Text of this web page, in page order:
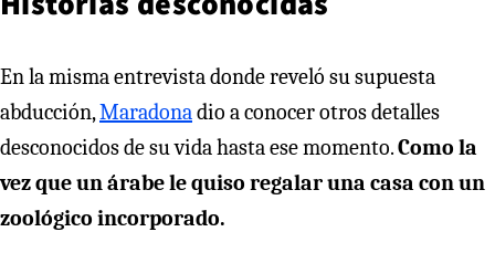
En la misma entrevista donde reveló su supuesta
abducción,Maradonadio a conocer otros detalles
desconocidos de su vida hasta ese momento.Como la
vez que un árabe le quiso regalar una casa con un
zoológico incorporado.